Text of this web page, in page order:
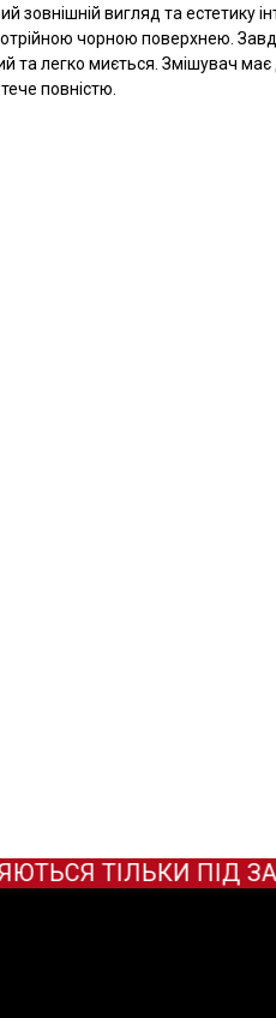
зовнішній вигляд та естетику
чорною поверхнею.
та легко миється. Змішувач
повністю.
ТІЛЬКИ ПІД